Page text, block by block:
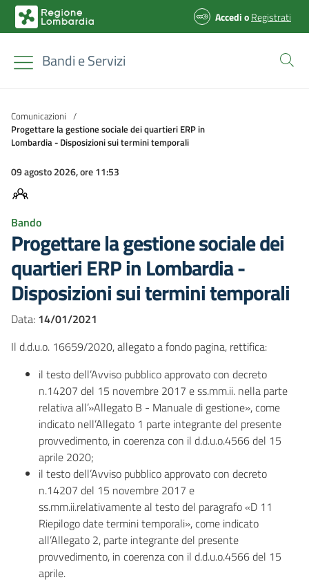
AccedioRegistrati
Bandi e Servizi
Comunicazioni /
Progettare la gestione sociale dei quartieri ERP in
Lombardia - Disposizioni sui termini temporali
09 agosto 2026, ore 11:53
Bando
Progettare la gestione sociale dei
quartieri ERP in Lombardia -
Disposizioni sui termini temporali
Data: 14/01/2021
Il d.d.u.o. 16659/2020, allegato a fondo pagina, rettifica:
il testo dell’Avviso pubblico approvato con decreto
n.14207 del 15 novembre 2017 e ss.mm.ii. nella parte
relativa all’»Allegato B - Manuale di gestione», come
indicato nell’Allegato 1 parte integrante del presente
provvedimento, in coerenza con il d.d.u.o.4566 del 15
aprile 2020;
il testo dell’Avviso pubblico approvato con decreto
n.14207 del 15 novembre 2017 e
ss.mm.ii.relativamente al testo del paragrafo «D 11
Riepilogo date termini temporali», come indicato
all’Allegato 2, parte integrante del presente
provvedimento, in coerenza con il d.d.u.o.4566 del 15
aprile.